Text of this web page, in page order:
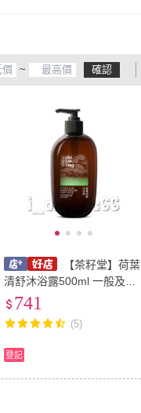
~ 確認
【茶籽堂】荷葉
清舒沐浴露500ml 一般及中
性膚質
741
(5)
登記